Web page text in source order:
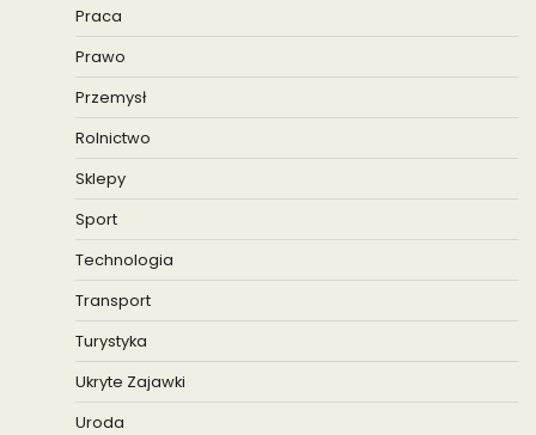
Praca
Prawo
Przemysł
Rolnictwo
Sklepy
Sport
Technologia
Transport
Turystyka
Ukryte Zajawki
Uroda